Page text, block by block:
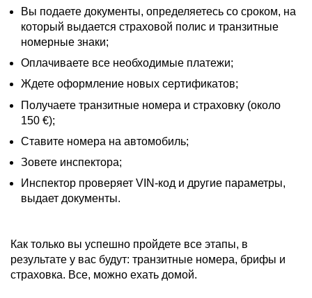
Вы подаете документы, определяетесь со сроком, на
который выдается страховой полис и транзитные
номерные знаки;
Оплачиваете все необходимые платежи;
Ждете оформление новых сертификатов;
Получаете транзитные номера и страховку (около
150 €);
Ставите номера на автомобиль;
Зовете инспектора;
Инспектор проверяет VIN-код и другие параметры,
выдает документы.
Как только вы успешно пройдете все этапы, в
результате у вас будут: транзитные номера, брифы и
страховка. Все, можно ехать домой.